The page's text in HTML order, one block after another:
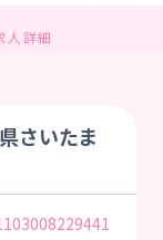
人詳細
さいたま